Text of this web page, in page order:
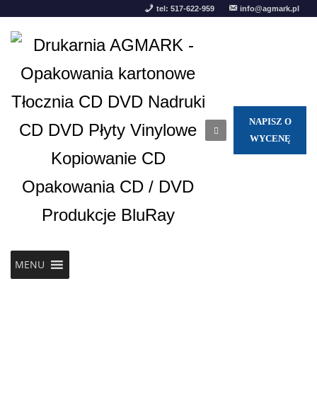
tel: 517-622-959 info@agmark.pl
NAPISZ O
WYCENĘ
MENU